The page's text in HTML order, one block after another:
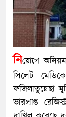
নিয়োগে
সিলেট
ফজিলাতুন্নেছা
ভারপ্রাপ্ত